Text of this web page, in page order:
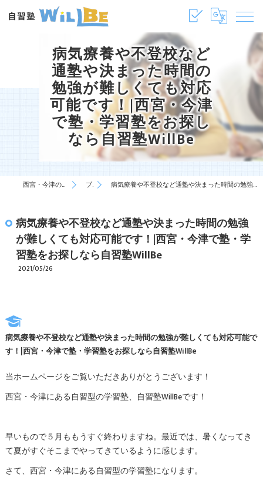
病気療養や不登校など
通塾や決まった時間の
勉強が難しくても対応
可能です！|西宮・今津
で塾・学習塾をお探し
なら自習塾WillBe
西宮・今津の塾・学習塾は自習塾WillBe ブログ 病気療養や不登校など通塾や決まった時間の勉強が難しくても対応可能です！|西宮・今津で塾・学習塾をお探しなら自習塾WillBe
病気療養や不登校など通塾や決まった時間の勉強
が難しくても対応可能です！|西宮・今津で塾・学
習塾をお探しなら自習塾WillBe
2021/05/26
病気療養や不登校など通塾や決まった時間の勉強が難しくても対応可能で
す！|西宮・今津で塾・学習塾をお探しなら自習塾WillBe
当ホームページをご覧いただきありがとうございます！
西宮・今津にある自習型の学習塾、自習塾WillBeです！
早いもので５月ももうすぐ終わりますね。最近では、暑くなってき
て夏がすぐそこまでやってきているように感じます。
さて、西宮・今津にある自習型の学習塾になります。